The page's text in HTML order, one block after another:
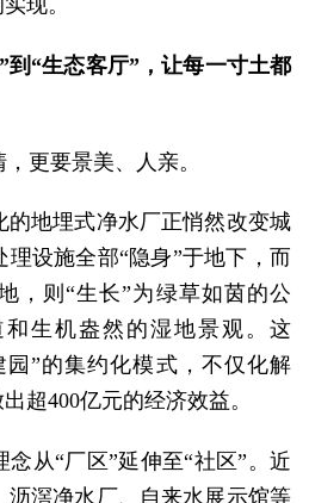
现。
到“生态客厅”，让每一寸土都
更要景美、人亲。
的地埋式净水厂正悄然改变城
设施全部“隐身”于地下，而
，则“生长”为绿草如茵的公
生机盎然的湿地景观。这
”的集约化模式，不仅化解
超400亿元的经济效益。
从“厂区”延伸至“社区”。近
沥滘净水厂、自来水展示馆等